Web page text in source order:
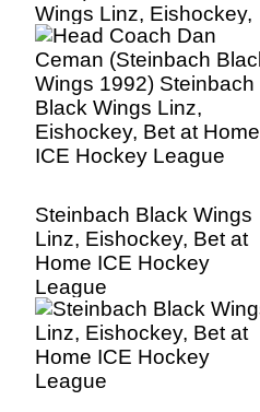
Wings Linz, Eishockey,
Bet at Home ICE Hockey
League
Steinbach Black Wings
Linz, Eishockey, Bet at
Home ICE Hockey
League